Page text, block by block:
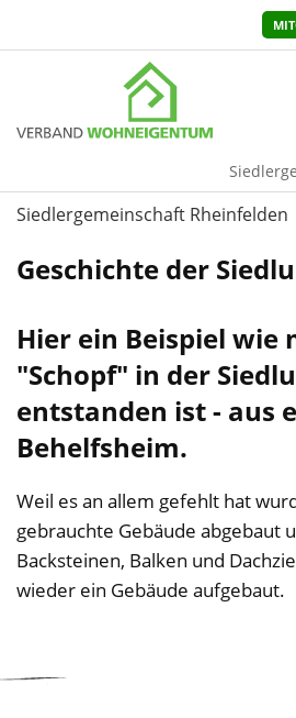
Siedlergemeinschaft Rheinfelden
Geschichte der
Hier ein Beispiel wie
"Schopf" in der
entstanden ist - aus
Behelfsheim.
Weil es an allem gefehlt hat
gebrauchte Gebäude abgebaut
Backsteinen, Balken und
wieder ein Gebäude aufgebaut.